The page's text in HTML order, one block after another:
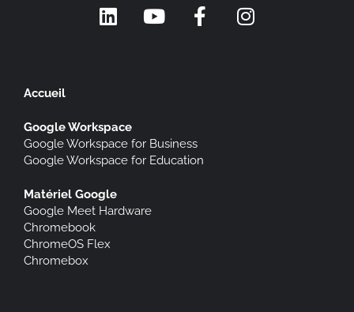
Accueil
Google Workspace
Google Workspace for Business
Google Workspace for Education
Matériel Google
Google Meet Hardware
Chromebook
ChromeOS Flex
Chromebox